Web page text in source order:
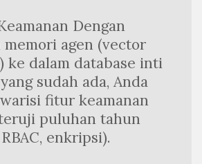
Dengan
agen (vector
ke dalam database inti
sudah ada, Anda
fitur keamanan
puluhan tahun
enkripsi).